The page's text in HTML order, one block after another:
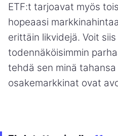
ETF:t tarjoavat myös
hopeaasi
erittäin likvidejä. Voit
todennäköisimmin
tehdä sen minä tahansa
osakemarkkinat ovat